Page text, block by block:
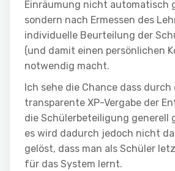
Einräumung nicht automatisch
sondern nach Ermessen des
individuelle Beurteilung der
(und damit einen persönlichen
notwendig macht.
Ich sehe die Chance dass durch
transparente XP-Vergabe der
die Schülerbeteiligung generell
es wird dadurch jedoch nicht
gelöst, dass man als Schüler
für das System lernt.